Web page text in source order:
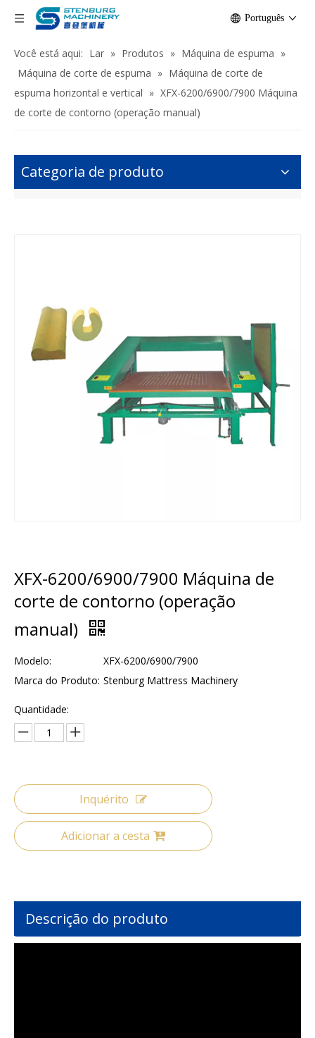
Português
Você está aqui: Lar » Produtos » Máquina de espuma »
Máquina de corte de espuma » Máquina de corte de
espuma horizontal e vertical » XFX-6200/6900/7900 Máquina
de corte de contorno (operação manual)
Categoria de produto
XFX-6200/6900/7900 Máquina de
corte de contorno (operação
manual)
Modelo:
XFX-6200/6900/7900
Marca do Produto: Stenburg Mattress Machinery
Quantidade:
Inquérito
Adicionar a cesta
Descrição do produto